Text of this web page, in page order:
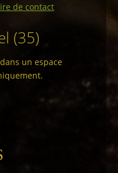
de contact
(35)
un espace